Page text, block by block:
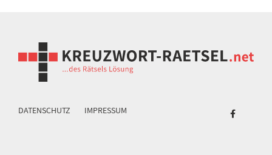
DATENSCHUTZ IMPRESSUM